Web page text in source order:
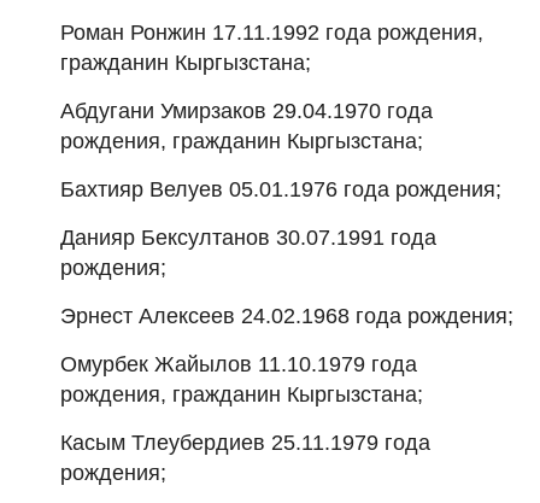
Роман Ронжин 17.11.1992 года рождения,
гражданин Кыргызстана;
Абдугани Умирзаков 29.04.1970 года
рождения, гражданин Кыргызстана;
Бахтияр Велуев 05.01.1976 года рождения;
Данияр Бексултанов 30.07.1991 года
рождения;
Эрнест Алексеев 24.02.1968 года рождения;
Омурбек Жайылов 11.10.1979 года
рождения, гражданин Кыргызстана;
Касым Тлеубердиев 25.11.1979 года
рождения;